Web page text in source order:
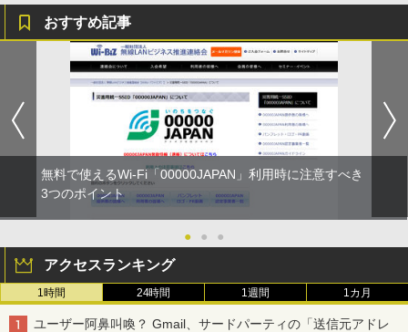
おすすめ記事
無料で使えるWi-Fi「00000JAPAN」利用時に注意すべき
3つのポイント
● ● ●
アクセスランキング
1時間 24時間 1週間 1カ月
ユーザー阿鼻叫喚？ Gmail、サードパーティの「送信元アドレ